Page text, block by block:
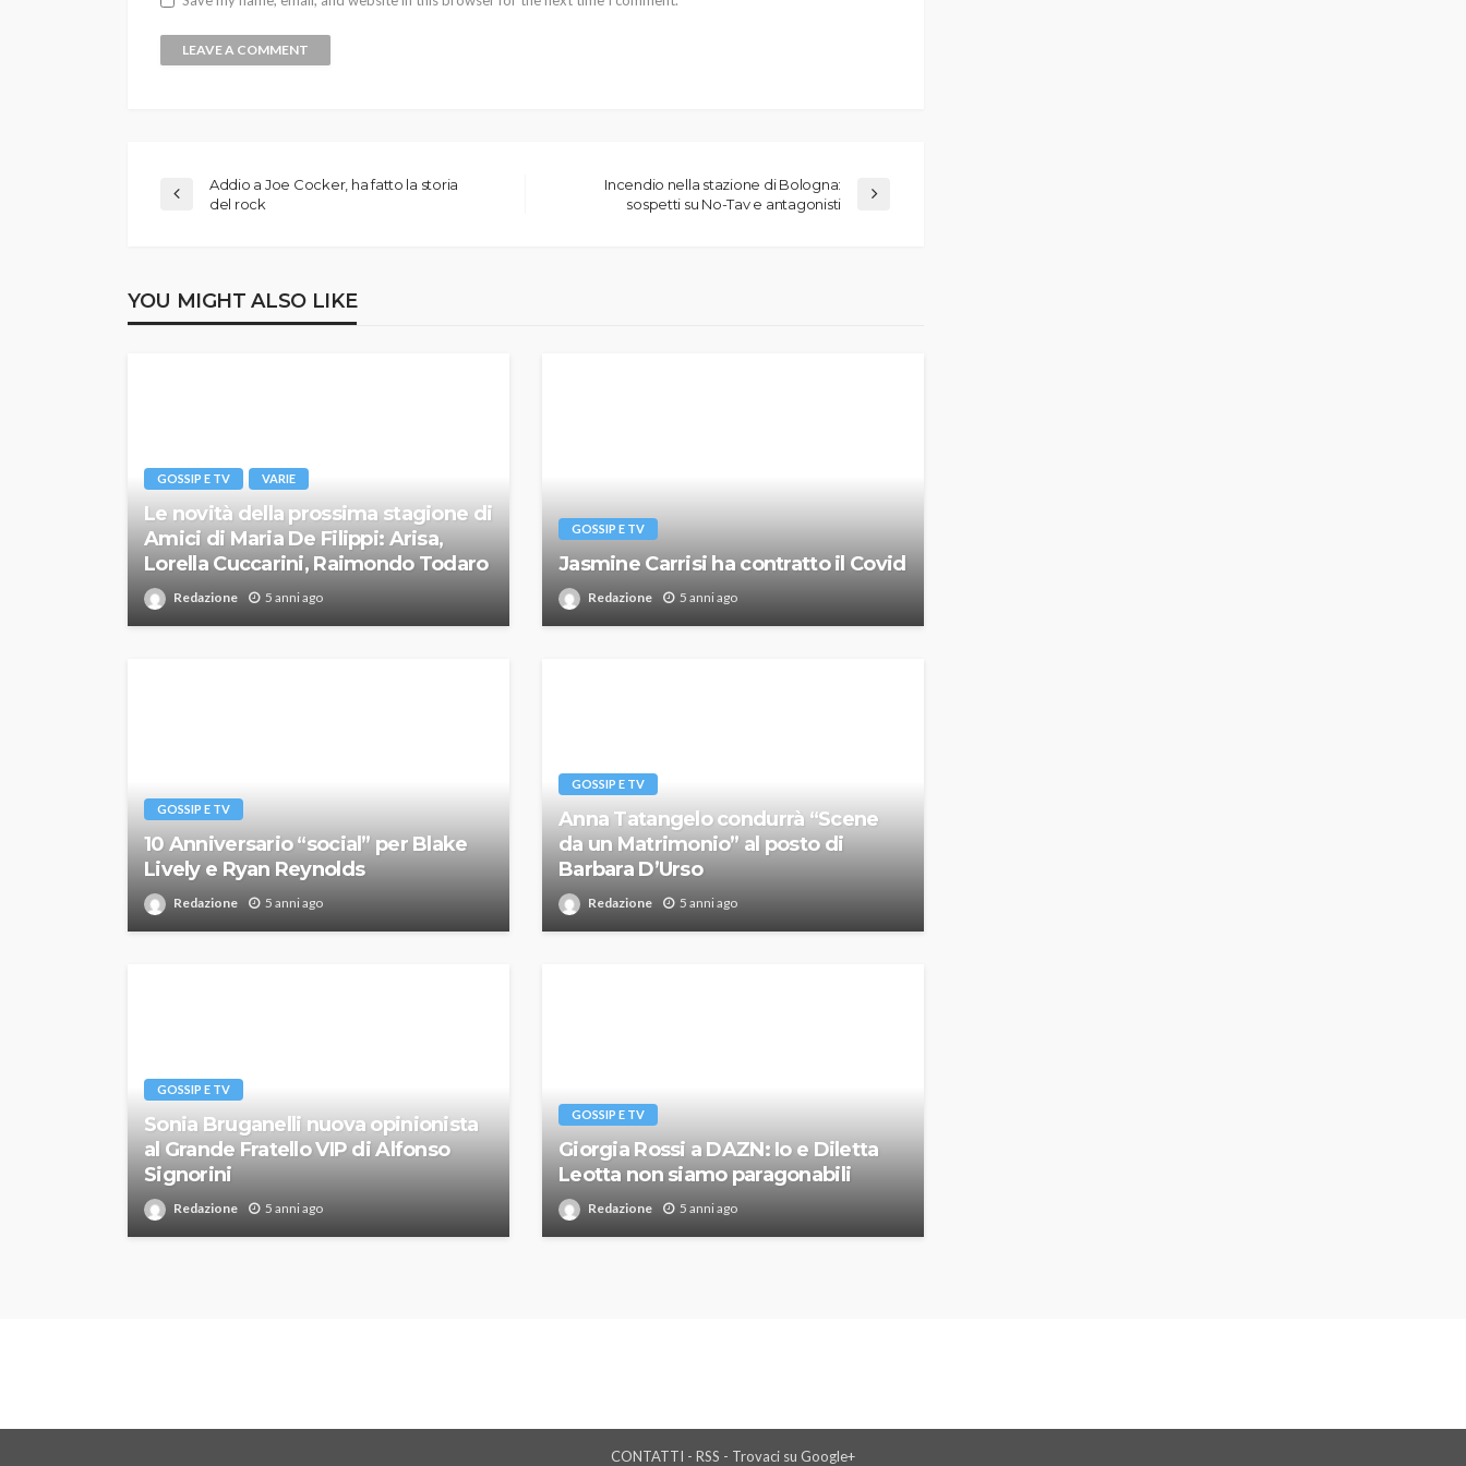
Addio a Joe Cocker, ha fatto la storia
del rock
Incendio nella stazione di Bologna:
sospetti su No-Tav e antagonisti
YOU MIGHT ALSO LIKE
GOSSIP E TV VARIE
Le novità della prossima stagione di
Amici di Maria De Filippi: Arisa,
Lorella Cuccarini, Raimondo Todaro
Redazione 5 anni ago
GOSSIP E TV
Jasmine Carrisi ha contratto il Covid
Redazione 5 anni ago
GOSSIP E TV
10 Anniversario “social” per Blake
Lively e Ryan Reynolds
Redazione 5 anni ago
GOSSIP E TV
Anna Tatangelo condurrà “Scene
da un Matrimonio” al posto di
Barbara D’Urso
Redazione 5 anni ago
GOSSIP E TV
Sonia Bruganelli nuova opinionista
al Grande Fratello VIP di Alfonso
Signorini
Redazione 5 anni ago
GOSSIP E TV
Giorgia Rossi a DAZN: Io e Diletta
Leotta non siamo paragonabili
Redazione 5 anni ago
CONTATTI - RSS - Trovaci su Google+